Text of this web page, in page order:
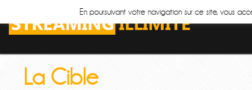
La Cible
En poursuivant votre navigation sur ce site, vous